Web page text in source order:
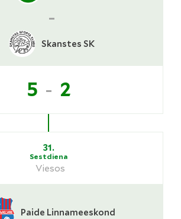
-
Skanstes SK
5 - 2
31.
Sestdiena
Viesos
Paide Linnameeskond